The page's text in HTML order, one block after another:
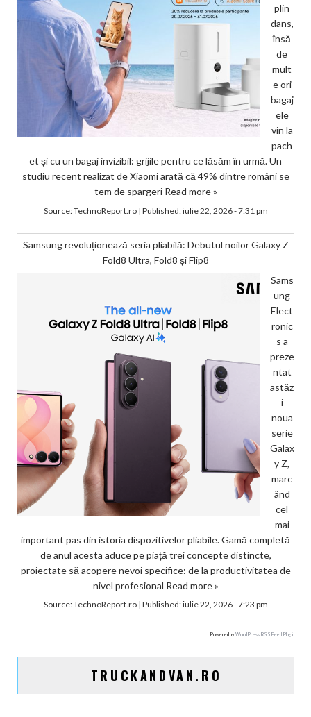
plin
dans,
însă
de
mult
e ori
bagaj
ele
vin la
pach
et și cu un bagaj invizibil: grijile pentru ce lăsăm în urmă. Un
studiu recent realizat de Xiaomi arată că 49% dintre români se
tem de spargeri Read more »
Source:TechnoReport.ro| Published:iulie 22, 2026 - 7:31 pm
Samsung revoluționează seria pliabilă: Debutul noilor Galaxy Z
Fold8 Ultra, Fold8 și Flip8
Sams
ung
Elect
ronic
s a
preze
ntat
astăz
i
noua
serie
Galax
y Z,
marc
ând
cel
mai
important pas din istoria dispozitivelor pliabile. Gamă completă
de anul acesta aduce pe piață trei concepte distincte,
proiectate să acopere nevoi specifice: de la productivitatea de
nivel profesional Read more »
Source:TechnoReport.ro| Published:iulie 22, 2026 - 7:23 pm
Powered byWordPress RSS Feed Plugin
TRUCKANDVAN.RO